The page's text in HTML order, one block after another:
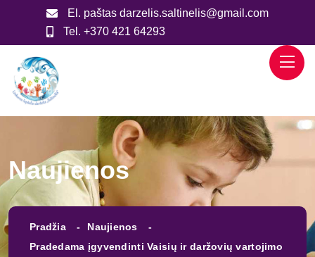
El. paštas darzelis.saltinelis@gmail.com
Tel. +370 421 64293
Naujienos
Pradžia
Naujienos
Pradedama įgyvendinti Vaisių ir daržovių vartojimo